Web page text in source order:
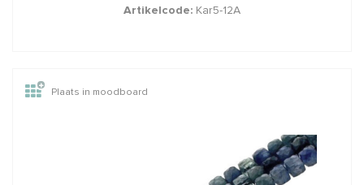
Artikelcode: Kar5-12A
Plaats in moodboard